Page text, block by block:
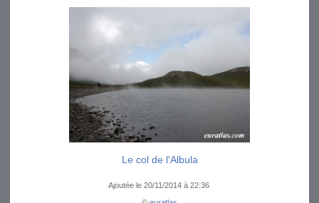
Le col de l'Albula
Ajoutée le 20/11/2014 à 22:36